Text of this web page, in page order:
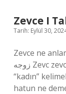
Zevce I
Tarih: Eylül 30,
Zevce ne
زوجه‎ Zevc zevce kelime anlamı nedir? “Çift” ve
“kadın”
hatun ne